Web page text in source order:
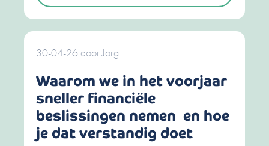
30-04-26 doorJorg
Waarom we in het voorjaar
sneller financiële
beslissingen nemen en hoe
je dat verstandig doet